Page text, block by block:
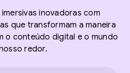
inovadoras com
que transformam a maneira
o conteúdo digital e o mundo
redor.